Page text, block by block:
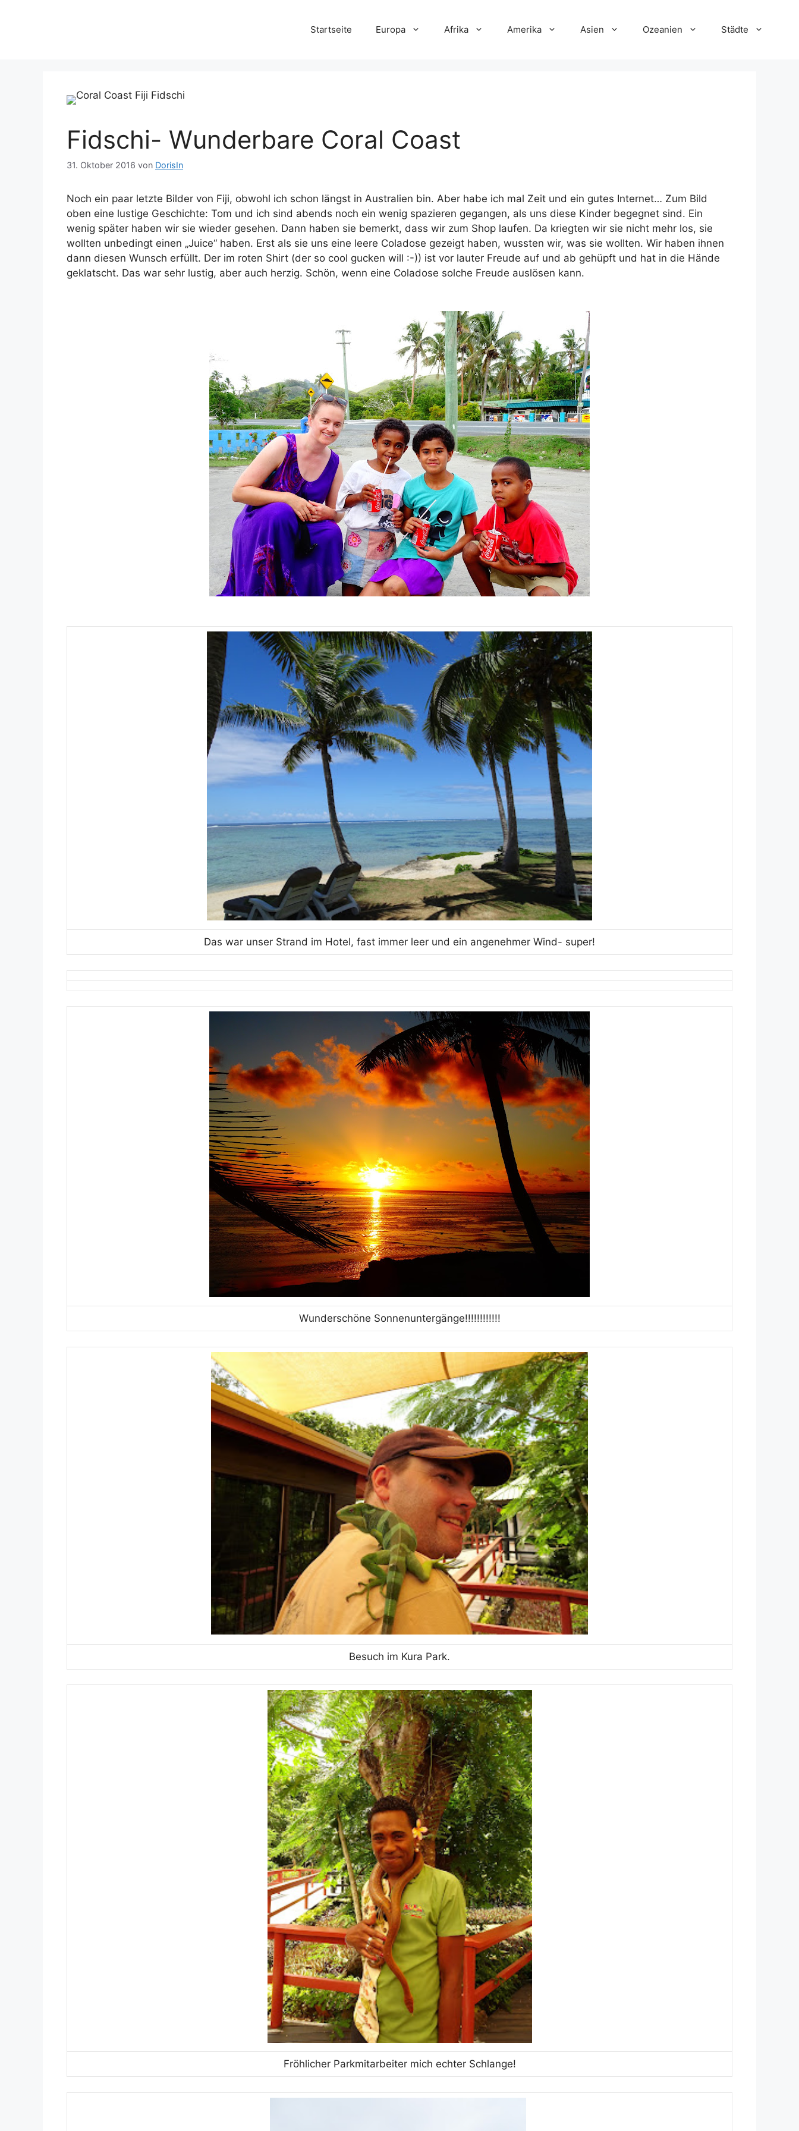
Startseite Europa Afrika Amerika Asien Ozeanien Städte
Fidschi- Wunderbare Coral Coast
31. Oktober 2016 von DorisIn
Noch ein paar letzte Bilder von Fiji, obwohl ich schon längst in Australien bin. Aber habe ich mal Zeit und ein gutes Internet… Zum Bild
oben eine lustige Geschichte: Tom und ich sind abends noch ein wenig spazieren gegangen, als uns diese Kinder begegnet sind. Ein
wenig später haben wir sie wieder gesehen. Dann haben sie bemerkt, dass wir zum Shop laufen. Da kriegten wir sie nicht mehr los, sie
wollten unbedingt einen „Juice“ haben. Erst als sie uns eine leere Coladose gezeigt haben, wussten wir, was sie wollten. Wir haben ihnen
dann diesen Wunsch erfüllt. Der im roten Shirt (der so cool gucken will :-)) ist vor lauter Freude auf und ab gehüpft und hat in die Hände
geklatscht. Das war sehr lustig, aber auch herzig. Schön, wenn eine Coladose solche Freude auslösen kann.
Das war unser Strand im Hotel, fast immer leer und ein angenehmer Wind- super!
Wunderschöne Sonnenuntergänge!!!!!!!!!!!!
Besuch im Kura Park.
Fröhlicher Parkmitarbeiter mich echter Schlange!